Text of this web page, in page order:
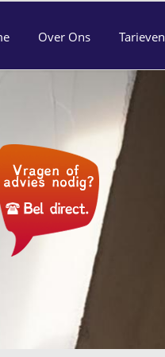
Over Ons Tarieven